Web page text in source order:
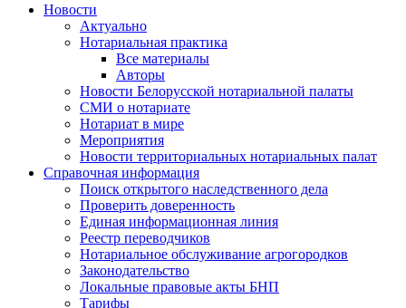
Новости
Актуально
Нотариальная практика
Все материалы
Авторы
Новости Белорусской нотариальной палаты
СМИ о нотариате
Нотариат в мире
Мероприятия
Новости территориальных нотариальных палат
Справочная информация
Поиск открытого наследственного дела
Проверить доверенность
Единая информационная линия
Реестр переводчиков
Нотариальное обслуживание агрогородков
Законодательство
Локальные правовые акты БНП
Тарифы